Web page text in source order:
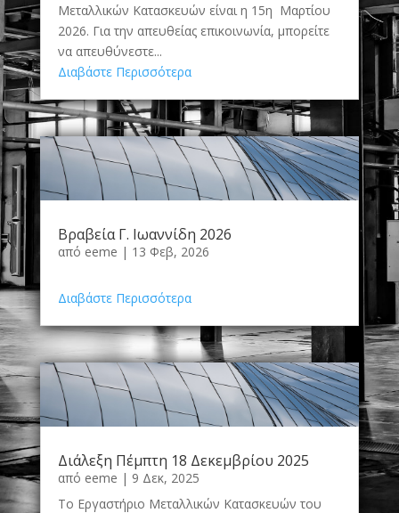
Μεταλλικών Κατασκευών είναι η 15η Μαρτίου
2026. Για την απευθείας επικοινωνία, μπορείτε
να απευθύνεστε...
Διαβάστε Περισσότερα
Βραβεία Γ. Ιωαννίδη 2026
από eeme | 13 Φεβ, 2026
Διαβάστε Περισσότερα
Διάλεξη Πέμπτη 18 Δεκεμβρίου 2025
από eeme | 9 Δεκ, 2025
Το Εργαστήριο Μεταλλικών Κατασκευών του